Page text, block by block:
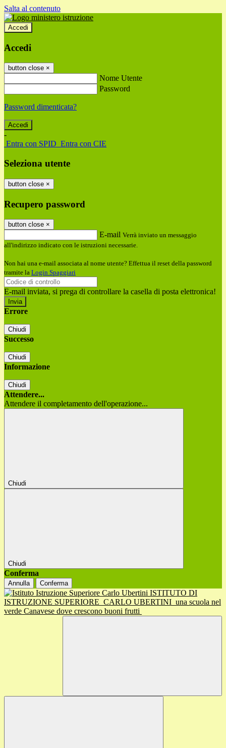
Salta al contenuto
Accedi
Accedi
button close ×
Nome Utente
Password
Password dimenticata?
-
Entra con SPID Entra con CIE
Seleziona utente
button close ×
Recupero password
button close ×
E-mail Verrà inviato un messaggio
all'indirizzo indicato con le istruzioni necessarie.
Non hai una e-mail associata al nome utente? Effettua il reset della password
tramite la Login Spaggiari
E-mail inviata, si prega di controllare la casella di posta elettronica!
Errore
Chiudi
Successo
Chiudi
Informazione
Chiudi
Attendere...
Attendere il completamento dell'operazione...
Chiudi
Chiudi
Conferma
Annulla Conferma
ISTITUTO DI
ISTRUZIONE SUPERIORE CARLO UBERTINI una scuola nel
verde Canavese dove crescono buoni frutti